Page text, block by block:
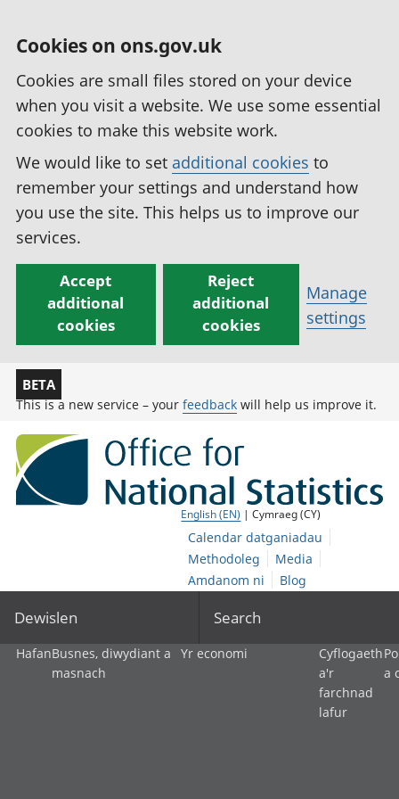
Cookies on ons.gov.uk
Cookies are small files stored on your device
when you visit a website. We use some essential
cookies to make this website work.
We would like to set additional cookies to
remember your settings and understand how
you use the site. This helps us to improve our
services.
Accept
additional
cookies
Reject
additional
cookies
Manage
settings
BETA
This is a new service – your feedback will help us improve it.
English (EN) | Cymraeg (CY)
Calendar datganiadau
Methodoleg
Media
Amdanom ni
Blog
Dewislen Search
HafanBusnes, diwydiant a
masnach
Yr economi
Cyflogaeth
a'r
farchnad
lafur
a